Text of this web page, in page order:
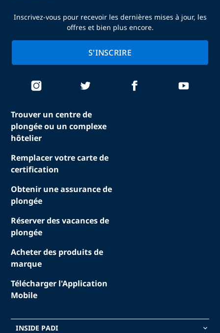
Trouver un centre de
plongée ou un complexe
hôtelier
Remplacer votre carte de
certification
Obtenir une assurance de
plongée
Réserver des vacances de
plongée
Acheter des produits de
marque
Télécharger l'Application
Mobile
INSIDE PADI keyboard_arrow_down
Inscrivez-vous pour recevoir les dernières mises à jour, les
offres et bien plus encore.
S'INSCRIRE